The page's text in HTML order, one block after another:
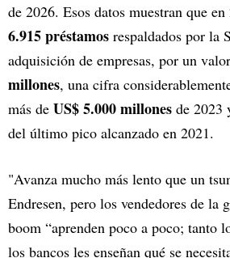
de 2026. Esos datos muestran que
6.915 préstamos respaldados por la
adquisición de empresas, por un
millones, una cifra
más de US$ 5.000 millones de 2023
del último pico alcanzado en 2021.
"Avanza mucho más lento que un
Endresen, pero los vendedores de la
boom “aprenden poco a poco; tanto
los bancos les enseñan qué se